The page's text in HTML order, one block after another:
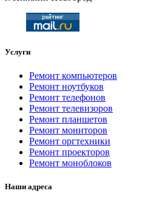
Услуги
Ремонт компьютеров
Ремонт ноутбуков
Ремонт телефонов
Ремонт телевизоров
Ремонт планшетов
Ремонт мониторов
Ремонт оргтехники
Ремонт проекторов
Ремонт моноблоков
Наши адреса